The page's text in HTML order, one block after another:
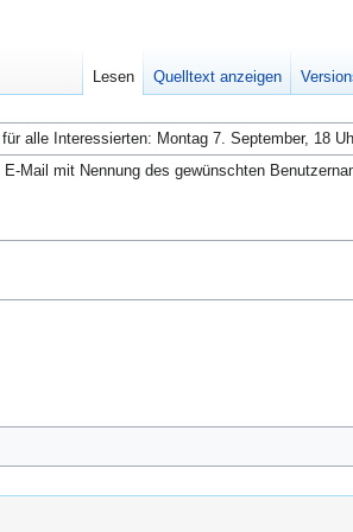
für alle Interessierten: Montag 7. September, 18
Mail mit Nennung des gewünschten
Lesen Quelltext anzeigen